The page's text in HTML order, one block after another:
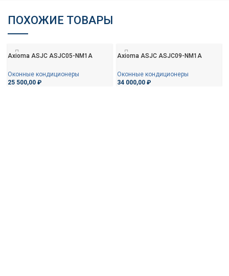
ПОХОЖИЕ ТОВАРЫ
Axioma ASJC ASJC05-NM1A
Оконные кондиционеры
25 500,00 ₽
Axioma ASJC ASJC09-NM1A
Оконные кондиционеры
34 000,00 ₽